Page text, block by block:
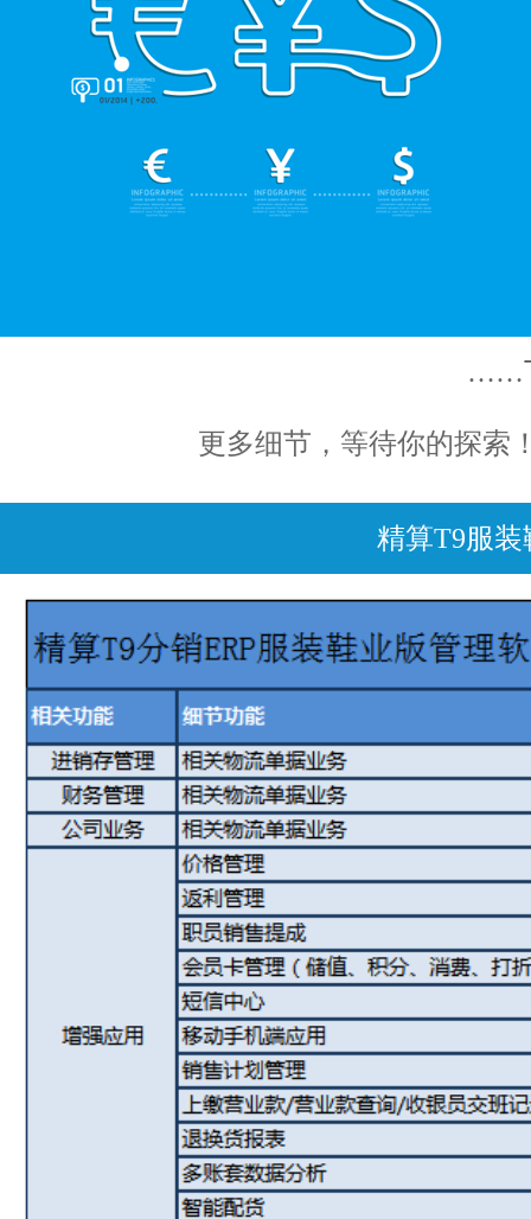
……
更多细节，等待你的探索
精算T9服